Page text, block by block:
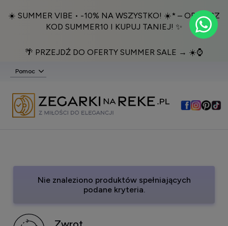
☀️ SUMMER VIBE • -10% NA WSZYSTKO! ☀️* – ODBIERZ
KOD SUMMER10 I KUPUJ TANIEJ! ✨
🌴 PRZEJDŹ DO OFERTY SUMMER SALE → ☀️⌚️
Pomoc
Nie znaleziono produktów spełniających
podane kryteria.